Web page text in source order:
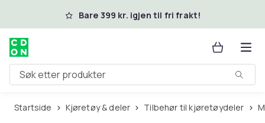
Hopp til hovedinnholdBare 399 kr. igjen til fri frakt!
Søk etter produkter
Startside Kjøretøy & deler Tilbehør til kjøretøydeler